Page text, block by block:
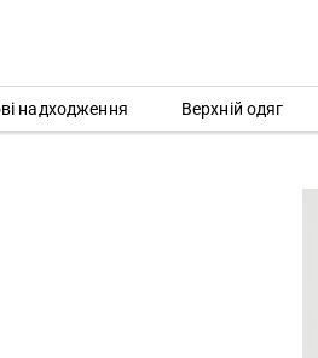
надходження Верхній одяг